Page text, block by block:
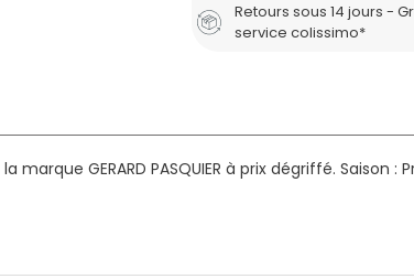
Retours sous 14 jours -
service colissimo*
GERARD PASQUIER à prix dégriffé. Saison :